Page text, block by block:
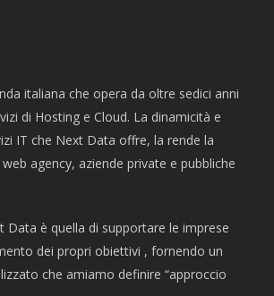
italiana che opera da oltre sedici anni
di Hosting e Cloud. La dinamicità e
IT che Next Data offre, la rende la
agency, aziende private e pubbliche
Data è quella di supportare le imprese
dei propri obiettivi , fornendo un
che amiamo definire “approccio